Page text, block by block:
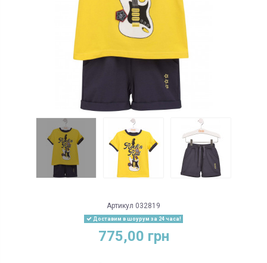
Артикул 032819
Доставим в шоурум за 24 часа!
775,00 грн